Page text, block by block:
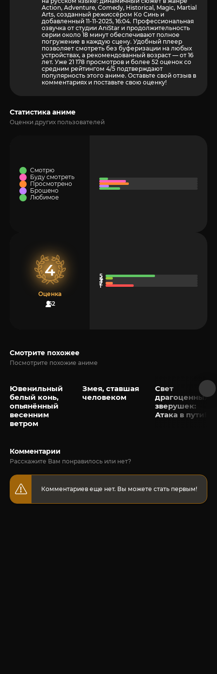
Action, Adventure, Comedy, Historical, Magic, Martial
Arts, созданный режиссёром Ко Синь и
добавленный 11-11-2025, 16:04. Профессиональная
озвучка от студии AniStar и продолжительность
серии около 18 минут обеспечивают полное
погружение в каждую сцену. Удобный плеер
позволяет смотреть без буферизации на любых
устройствах, а рекомендованный возраст — от 16
лет. Уже 21 178 просмотров и более 52 оценок со
средним рейтингом 4/5 подтверждают
популярность этого аниме. Оставьте свой отзыв в
комментариях и поставьте свою оценку!
Статистика аниме
Оценки других пользователей
Смотрю
Буду смотреть
Просмотрено
Брошено
Любимое
4
Оценка
52
Смотрите похожее
Посмотрите похожие аниме
Ювенильный
белый конь,
опьянённый
весенним
ветром
Змея, ставшая
человеком
Свет
драгоценных
зверушек:
Атака в пути!
Комментарии
Расскажите Вам понравилось или нет?
Комментариев еще нет. Вы можете стать первым!